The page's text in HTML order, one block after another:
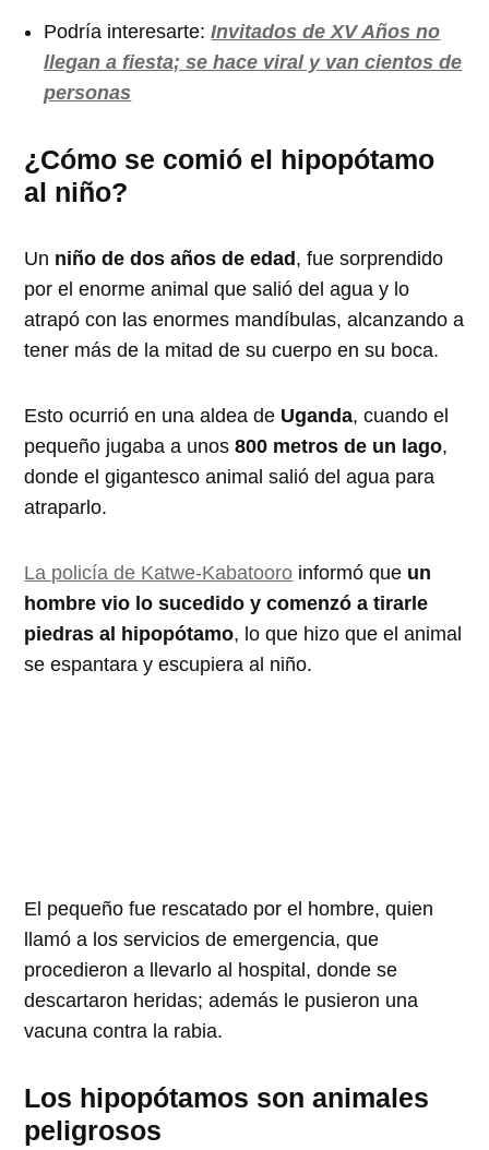
Podría interesarte:Invitados de XV Años no
llegan a fiesta; se hace viral y van cientos de
personas
¿Cómo se comió el hipopótamo
al niño?
Un niño de dos años de edad , fue sorprendido
por el enorme animal que salió del agua y lo
atrapó con las enormes mandíbulas, alcanzando a
tener más de la mitad de su cuerpo en su boca.
Esto ocurrió en una aldea de Uganda, cuando el
pequeño jugaba a unos800 metros de un lago,
donde el gigantesco animal salió del agua para
atraparlo.
La policía de Katwe-Kabatooro informó que un
hombre vio lo sucedido y comenzó a tirarle
piedras al hipopótamo, lo que hizo que el animal
se espantara y escupiera al niño.
El pequeño fue rescatado por el hombre, quien
llamó a los servicios de emergencia, que
procedieron a llevarlo al hospital, donde se
descartaron heridas; además le pusieron una
vacuna contra la rabia.
Los hipopótamos son animales
peligrosos